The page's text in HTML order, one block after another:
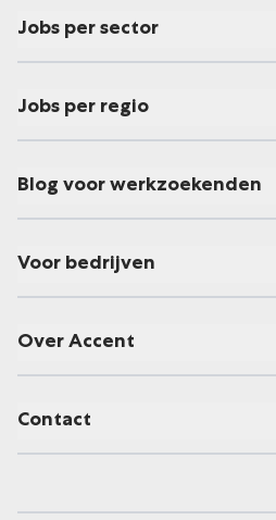
Jobs per sector
Jobs per regio
Blog voor werkzoekenden
Voor bedrijven
Over Accent
Contact